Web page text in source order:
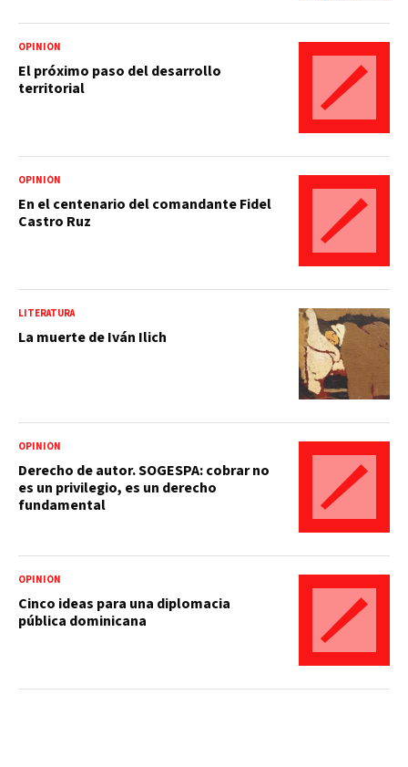
OPINIÓN
El próximo paso del desarrollo
territorial
OPINIÓN
En el centenario del comandante Fidel
Castro Ruz
LITERATURA
La muerte de Iván Ilich
OPINIÓN
Derecho de autor. SOGESPA: cobrar no
es un privilegio, es un derecho
fundamental
OPINIÓN
Cinco ideas para una diplomacia
pública dominicana